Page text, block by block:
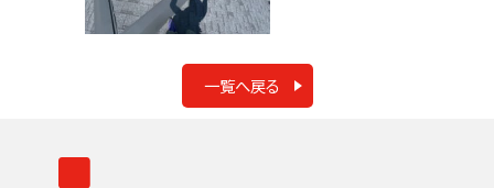
一覧へ戻る